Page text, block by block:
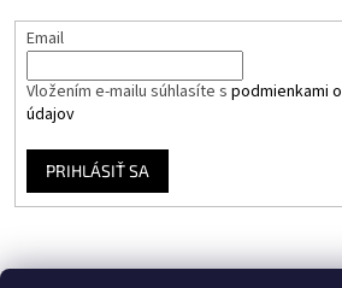
Email
Vložením e-mailu súhlasíte s podmienkami
údajov
PRIHLÁSIŤ SA